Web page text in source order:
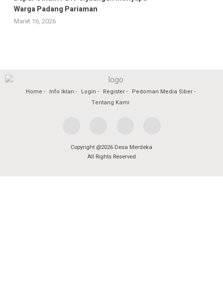
Warga Padang Pariaman
Maret 16, 2026
Home Info Iklan Login Register
Pedoman Media Siber
Tentang Kami
Copyright @2026 Desa Merdeka
All Rights Reserved